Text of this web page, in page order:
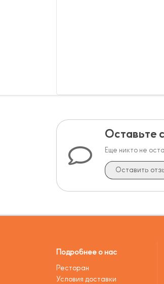
Оставьте
Еще никто не
Оставить
Подробнее о нас
Ресторан
Условия доставки